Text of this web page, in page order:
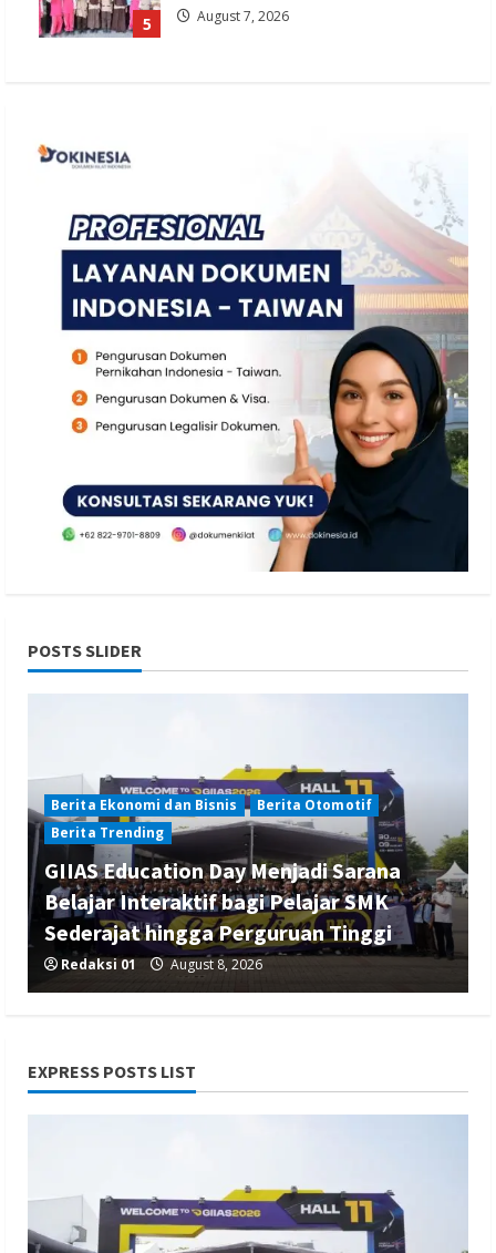
5 August 7, 2026
POSTS SLIDER
Berita Ekonomi dan Bisnis
Berita Otomotif
Berita Trending
GIIAS Education Day Menjadi Sarana
Belajar Interaktif bagi Pelajar SMK
Sederajat hingga Perguruan Tinggi
Redaksi 01 August 8, 2026
Migran Saat Taifun dalam Forum FA di
Kaohsiung
EXPRESS POSTS LIST